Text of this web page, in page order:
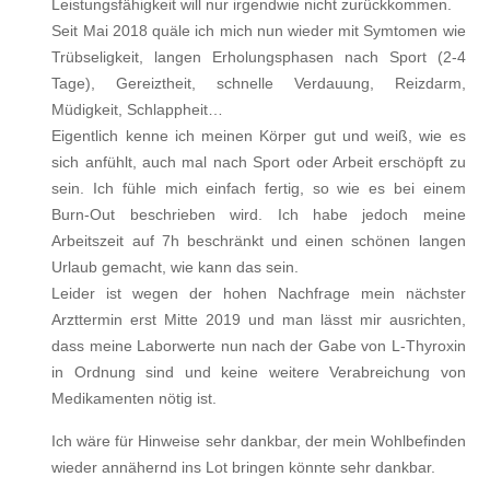
Leistungsfähigkeit will nur irgendwie nicht zurückkommen.
Seit Mai 2018 quäle ich mich nun wieder mit Symtomen wie
Trübseligkeit, langen Erholungsphasen nach Sport (2-4
Tage), Gereiztheit, schnelle Verdauung, Reizdarm,
Müdigkeit, Schlappheit…
Eigentlich kenne ich meinen Körper gut und weiß, wie es
sich anfühlt, auch mal nach Sport oder Arbeit erschöpft zu
sein. Ich fühle mich einfach fertig, so wie es bei einem
Burn-Out beschrieben wird. Ich habe jedoch meine
Arbeitszeit auf 7h beschränkt und einen schönen langen
Urlaub gemacht, wie kann das sein.
Leider ist wegen der hohen Nachfrage mein nächster
Arzttermin erst Mitte 2019 und man lässt mir ausrichten,
dass meine Laborwerte nun nach der Gabe von L-Thyroxin
in Ordnung sind und keine weitere Verabreichung von
Medikamenten nötig ist.
Ich wäre für Hinweise sehr dankbar, der mein Wohlbefinden
wieder annähernd ins Lot bringen könnte sehr dankbar.